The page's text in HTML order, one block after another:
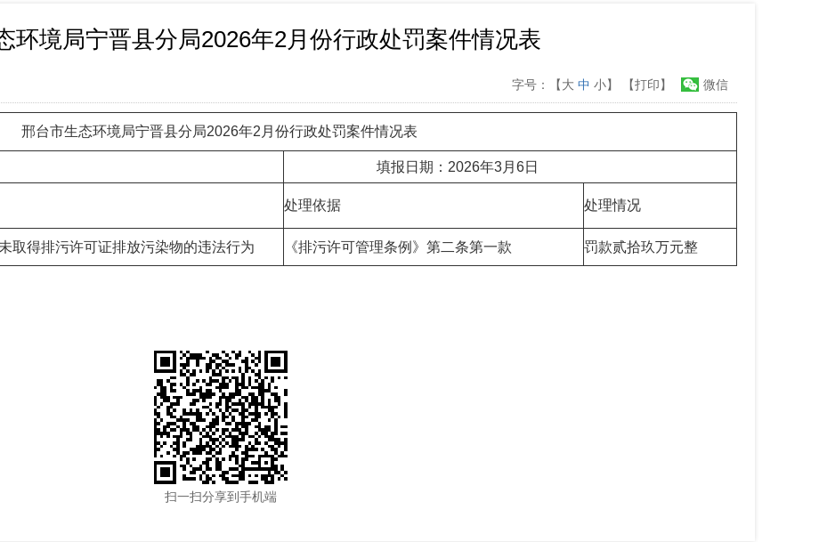
环境局宁晋县分局2026年2月份行政处罚案件情况表
微信
字号：【大 中 小】 【打印】
邢台市生态环境局宁晋县分局2026年2月份行政处罚案件情况表
填报日期：2026年3月6日
处理依据 处理情况
取得排污许可证排放污染物的违法行为 《排污许可管理条例》第二条第一款 罚款贰拾玖万元整
扫一扫分享到手机端